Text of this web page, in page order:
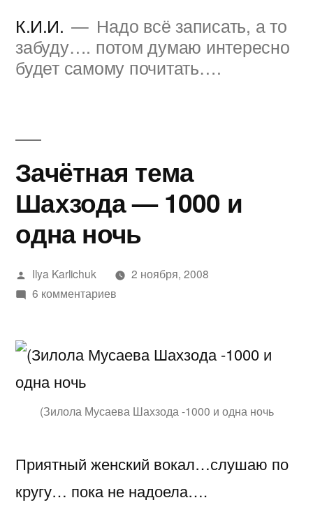
содержимому
К.И.И.
Надо всё записать, а то
забуду…. потом думаю интересно
будет самому почитать….
Зачётная тема
Шахзода — 1000 и
одна ночь
Написано
автором
Ilya Karlichuk
2 ноября, 2008
6 комментариевк
тема
1000
ночь
(Зилола Мусаева Шахзода -1000 и одна ночь
Приятный женский вокал…слушаю по
кругу… пока не надоела….